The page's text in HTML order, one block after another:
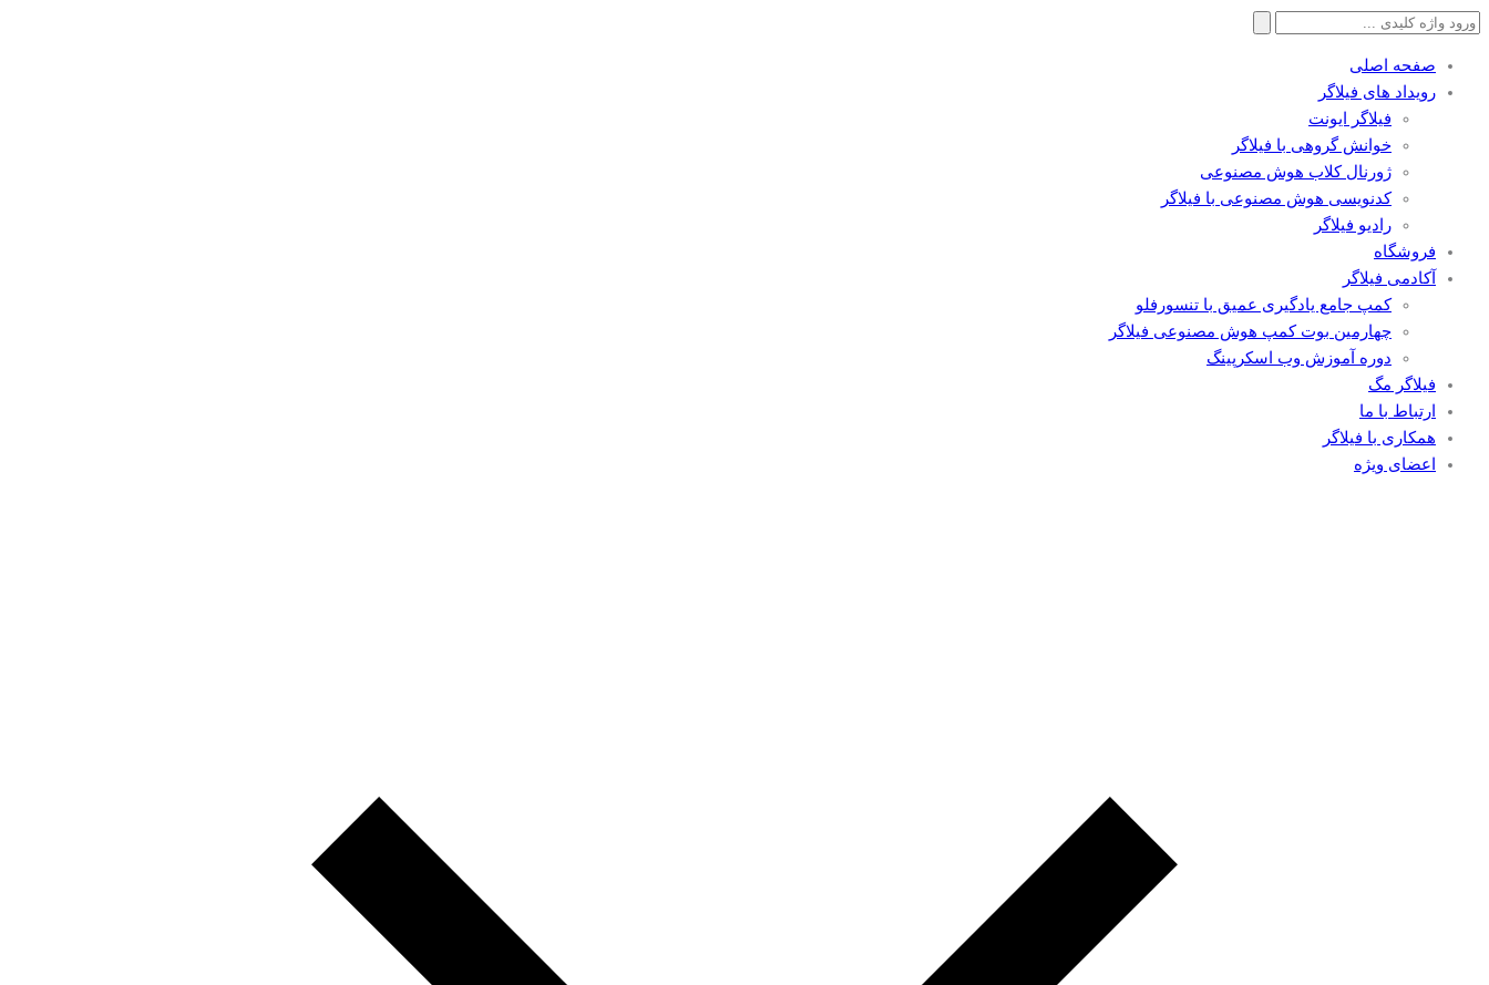
جستجو
صفحه اصلی
رویداد های فیلاگر
فیلاگر ایونت
خوانش گروهی با فیلاگر
ژورنال کلاب هوش مصنوعی
کدنویسی هوش مصنوعی با فیلاگر
رادیو فیلاگر
فروشگاه
آکادمی فیلاگر
کمپ جامع یادگیری عمیق با تنسورفلو
چهارمین بوت کمپ هوش مصنوعی فیلاگر
دوره آموزش وب اسکرپینگ
فیلاگر مگ
ارتباط با ما
همکاری با فیلاگر
اعضای ویژه